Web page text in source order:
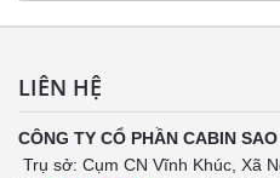
LIÊN HỆ
CÔNG TY CỔ PHẦN CABIN
Trụ sở: Cụm CN Vĩnh Khúc, Xã